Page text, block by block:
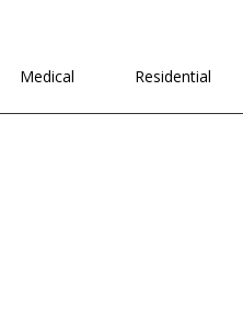
Residential
Medical